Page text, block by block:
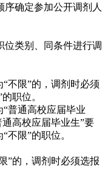
确定参加公开调剂人
类别、同条件进行调
限”的，调剂时必须
职位。
普通高校应届毕业
高校应届毕业生”要
不限”的职位。
的，调剂时必须选报